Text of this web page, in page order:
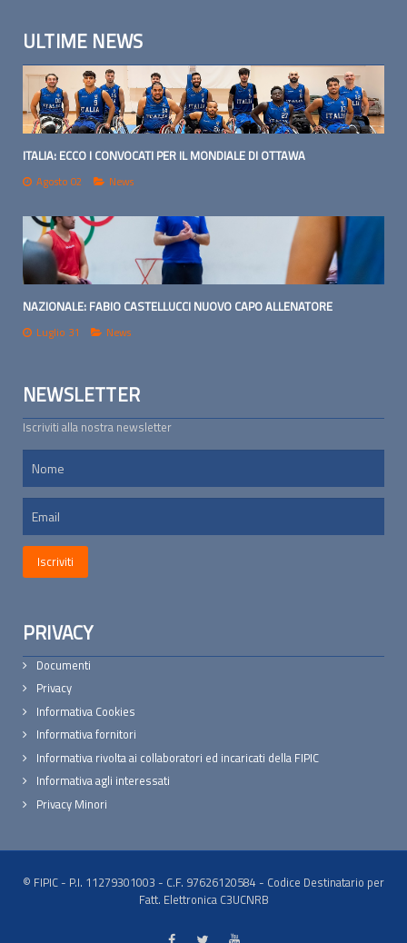
ULTIME NEWS
ITALIA: ECCO I CONVOCATI PER IL MONDIALE DI OTTAWA
Agosto 02 News
NAZIONALE: FABIO CASTELLUCCI NUOVO CAPO ALLENATORE
Luglio 31 News
NEWSLETTER
Iscriviti alla nostra newsletter
PRIVACY
Documenti
Privacy
Informativa Cookies
Informativa fornitori
Informativa rivolta ai collaboratori ed incaricati della FIPIC
Informativa agli interessati
Privacy Minori
© FIPIC - P.I. 11279301003 - C.F. 97626120584 - Codice Destinatario per
Fatt. Elettronica C3UCNRB